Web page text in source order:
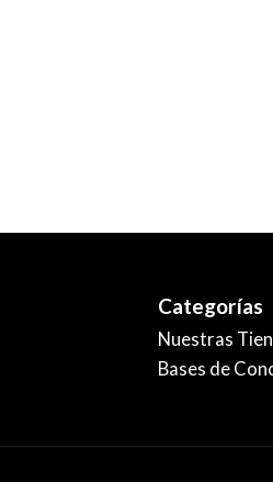
Categorías
Nuestras
Bases de